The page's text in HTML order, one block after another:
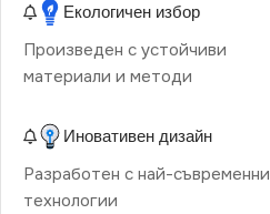
Екологичен избор
Произведен с устойчиви
материали и методи
Иновативен дизайн
Разработен с най-съвременни
технологии